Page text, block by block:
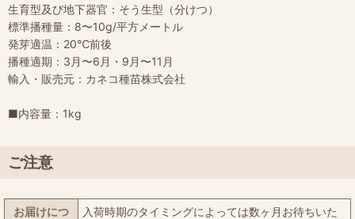
生育型及び地下器官：そう生型（分けつ）
標準播種量：8〜10g/平方メートル
発芽適温：20℃前後
播種適期：3月〜6月・9月〜11月
輸入・販売元：カネコ種苗株式会社
■内容量：1kg
ご注意
お届けにつ
入荷時期のタイミングによっては数ヶ月お待ちいた